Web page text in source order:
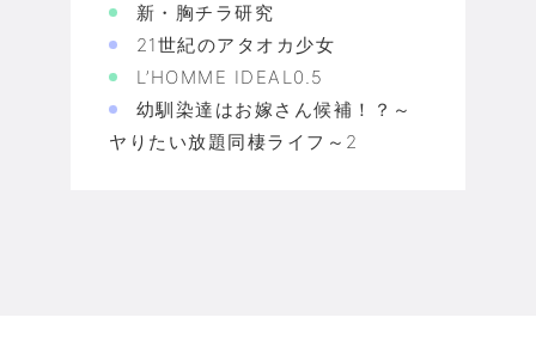
新・胸チラ研究
21世紀のアタオカ少女
L’HOMME IDEAL0.5
幼馴染達はお嫁さん候補！？～
ヤりたい放題同棲ライフ～2